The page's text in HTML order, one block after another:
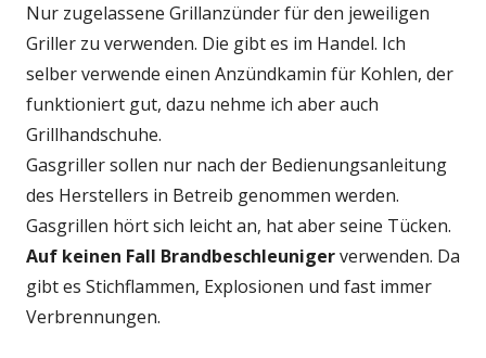
Nur zugelassene Grillanzünder für den jeweiligen
Griller zu verwenden. Die gibt es im Handel. Ich
selber verwende einen Anzündkamin für Kohlen, der
funktioniert gut, dazu nehme ich aber auch
Grillhandschuhe.
Gasgriller sollen nur nach der Bedienungsanleitung
des Herstellers in Betreib genommen werden.
Gasgrillen hört sich leicht an, hat aber seine Tücken.
Auf keinen Fall Brandbeschleunigerverwenden. Da
gibt es Stichflammen, Explosionen und fast immer
Verbrennungen.